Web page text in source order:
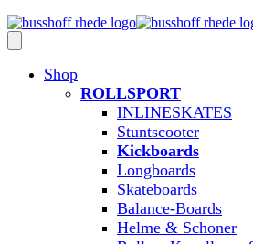
Shop
ROLLSPORT
INLINESKATES
Stuntscooter
Kickboards
Longboards
Skateboards
Balance-Boards
Helme & Schoner